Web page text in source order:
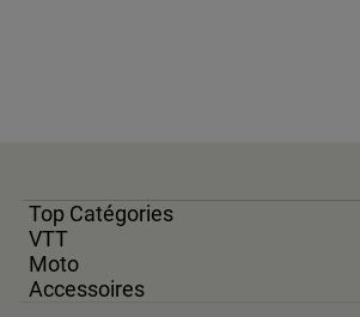
Top Catégories
VTT
Moto
Accessoires